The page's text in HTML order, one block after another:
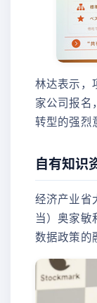
林达表示，
家公司报名
转型的强烈
自有知识
经济产业省
当）奥家敏
数据政策的